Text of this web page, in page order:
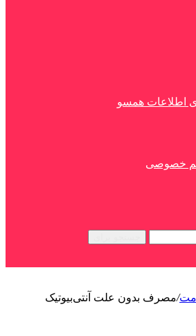
اطلاعات همسو
خصوصی
/مصرف بدون علت آنتی‌بیوتیک